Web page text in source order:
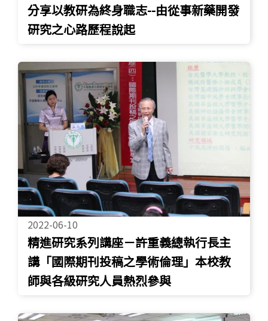
分享以教研為終身職志--由從事新藥開發
研究之心路歷程說起
2022-06-10
精進研究系列講座－許重義總執行長主
講「國際期刊投稿之學術倫理」本校教
師與各級研究人員熱烈參與